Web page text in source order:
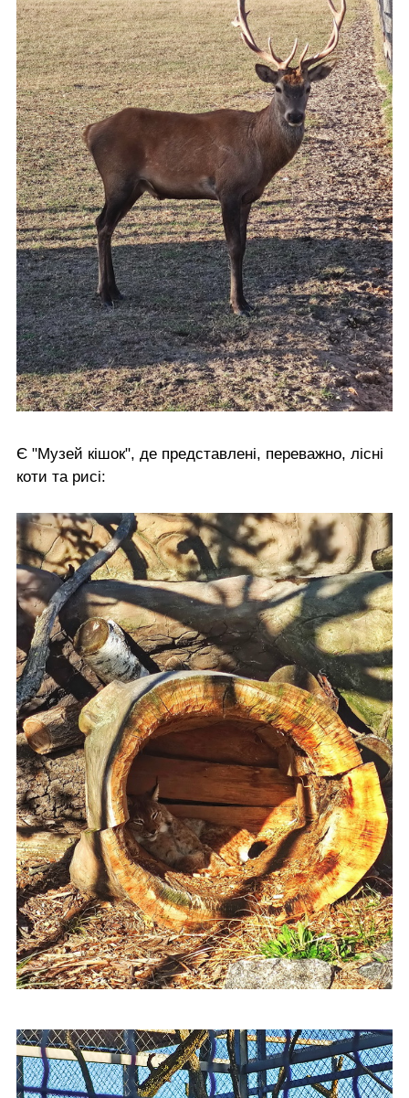
Є "Музей кішок", де представлені, переважно, лісні
коти та рисі: